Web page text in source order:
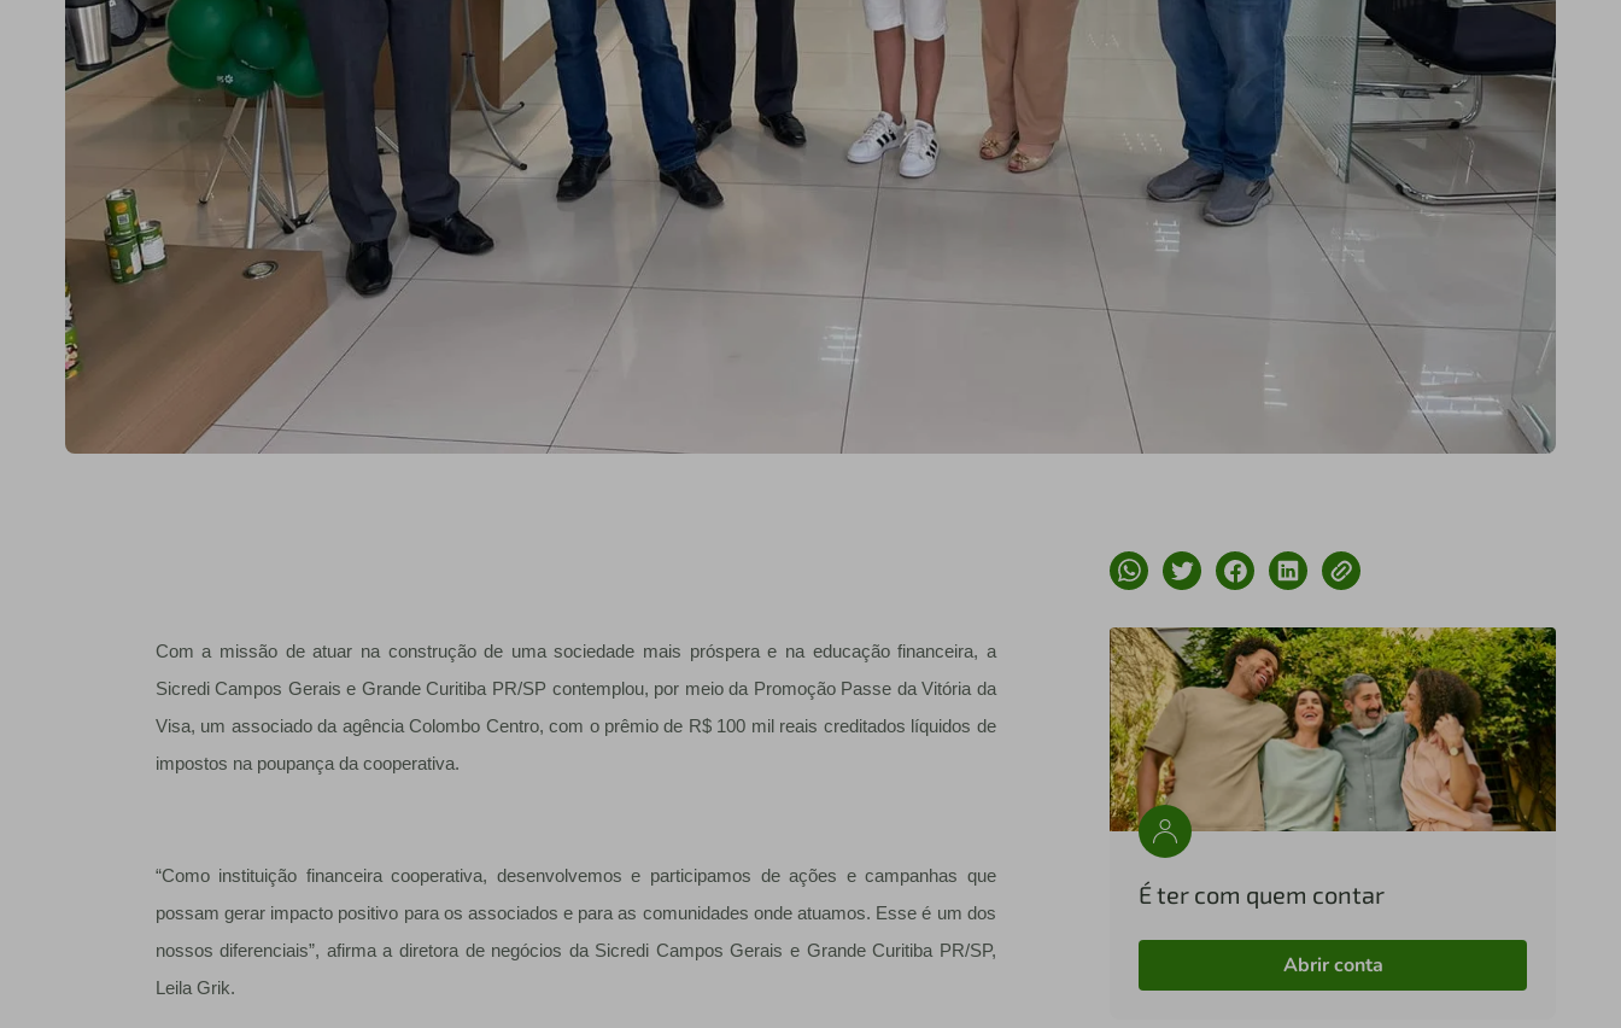
Com a missão de atuar na construção de uma sociedade mais próspera e na educação financeira, a
Sicredi Campos Gerais e Grande Curitiba PR/SP contemplou, por meio da Promoção Passe da Vitória da
Visa, um associado da agência Colombo Centro, com o prêmio de R$ 100 mil reais creditados líquidos de
impostos na poupança da cooperativa.
“Como instituição financeira cooperativa, desenvolvemos e participamos de ações e campanhas que
possam gerar impacto positivo para os associados e para as comunidades onde atuamos. Esse é um dos
nossos diferenciais”, afirma a diretora de negócios da Sicredi Campos Gerais e Grande Curitiba PR/SP,
Leila Grik.
É ter com quem contar
Abrir conta